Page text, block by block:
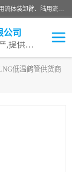
连云港深达石化装备有限公司是从事定量装车系统、船用流体装卸臂、陆用流体装卸臂（鹤管）、活动梯、钢构平台等全系列流体装卸设备的设计、制造、销售以及服务的专业供应商。公司始终以客户为中心，密切跟踪国内外油气储运及装卸设备先进技术的发展，以先进的技术、优质的产品、一流的服务，满足客户需求。
公司
专业从事流体装卸设备生产,提供全面解决方案，生产与定制服务
低温鹤管供货商